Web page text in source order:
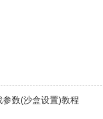
数(沙盒设置)教程